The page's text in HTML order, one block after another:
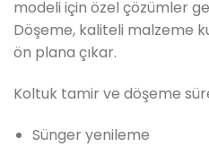
modeli için özel çözümler
Döşeme, kaliteli malzeme
ön plana çıkar.
Koltuk tamir ve döşeme
Sünger yenileme